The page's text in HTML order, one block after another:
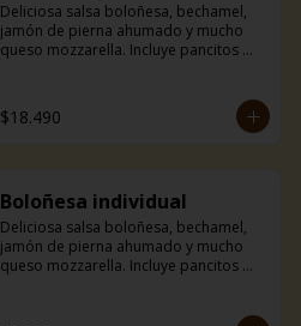
Deliciosa salsa boloñesa, bechamel,
jamón de pierna ahumado y mucho
queso mozzarella. Incluye pancitos
$18.490
Boloñesa individual
Deliciosa salsa boloñesa, bechamel,
jamón de pierna ahumado y mucho
queso mozzarella. Incluye pancitos